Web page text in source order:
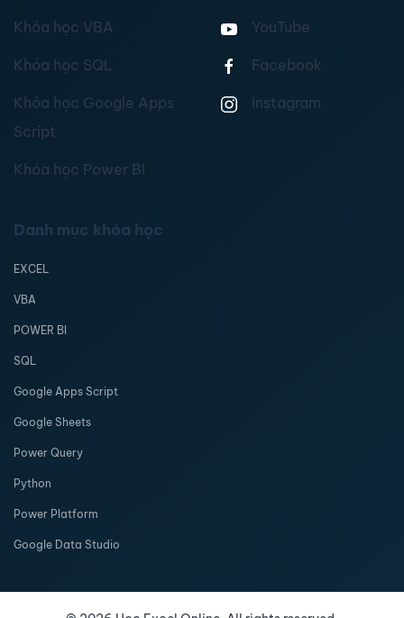
Khóa học VBA
Khóa học SQL
Khóa học Google Apps
Script
Khóa học Power BI
YouTube
Facebook
Instagram
Danh mục khóa học
EXCEL
VBA
POWER BI
SQL
Google Apps Script
Google Sheets
Power Query
Python
Power Platform
Google Data Studio